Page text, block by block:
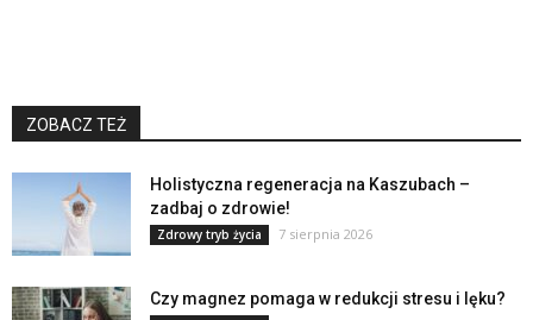
ZOBACZ TEŻ
Holistyczna regeneracja na Kaszubach –
zadbaj o zdrowie!
Zdrowy tryb życia 7 sierpnia 2026
Czy magnez pomaga w redukcji stresu i lęku?